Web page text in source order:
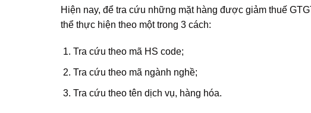
Hiện nay, để tra cứu những mặt hàng được giảm thuế
thể thực hiện theo một trong 3 cách:
Tra cứu theo mã HS code;
Tra cứu theo mã ngành nghề;
Tra cứu theo tên dịch vụ, hàng hóa.